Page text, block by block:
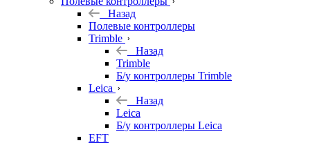
Назад
Полевые контроллеры
Trimble
Назад
Trimble
Б/у контроллеры Trimble
Leica
Назад
Leica
Б/у контроллеры Leica
EFT